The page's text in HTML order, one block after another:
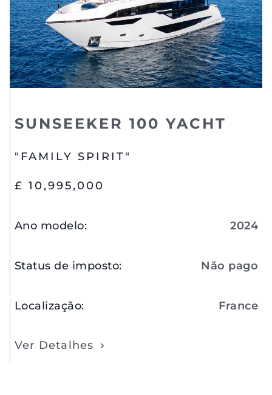
SUNSEEKER 100 YACHT
"FAMILY SPIRIT"
£ 10,995,000
Ano modelo: 2024
Status de imposto: Não pago
Localização: France
Ver Detalhes